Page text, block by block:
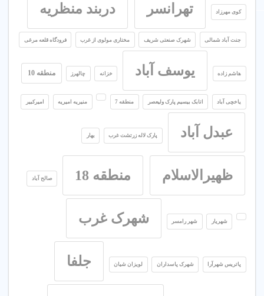
کوی مهرزاد تهرانسر دربند منظریه
جنت آباد شمالی شهرک صنعتی شریف مختاری مولوی از غرب فرودگاه قلعه مرغی
هاشم زاده یوسف آباد خزانه چالهرز منطقه 10
یاخچی آباد اتابک بیسیم پارک ولیعصر منطقه 7 منیریه امیریه امیرکبیر
عبدل آباد پارک لاله زرتشت غرب بهار
ظهیرالاسلام منطقه 18 صالح آباد
شهریار شهر رامسر شهرک غرب
پاتریس شهرآرا شهرک پاسداران لویزان شیان جلفا